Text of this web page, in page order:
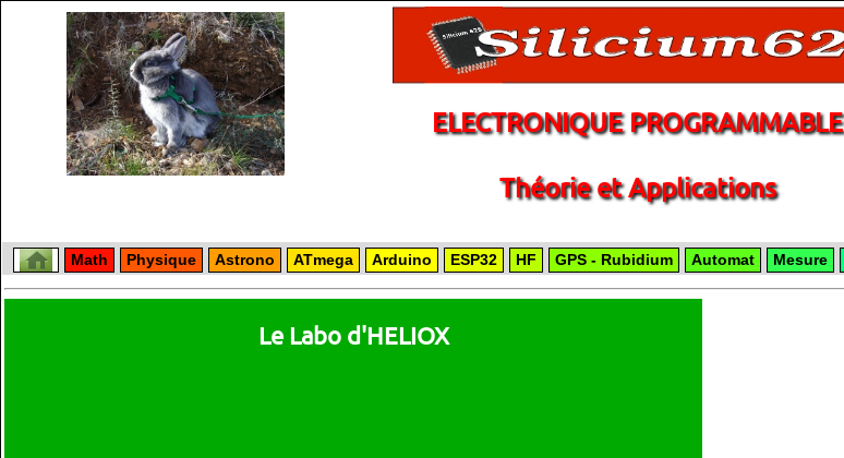
ELECTRONIQUE PROGRAMMABLE
Théorie et Applications
Math Physique Astrono ATmega Arduino ESP32 HF GPS - Rubidium Automat Mesure
Le Labo d'HELIOX